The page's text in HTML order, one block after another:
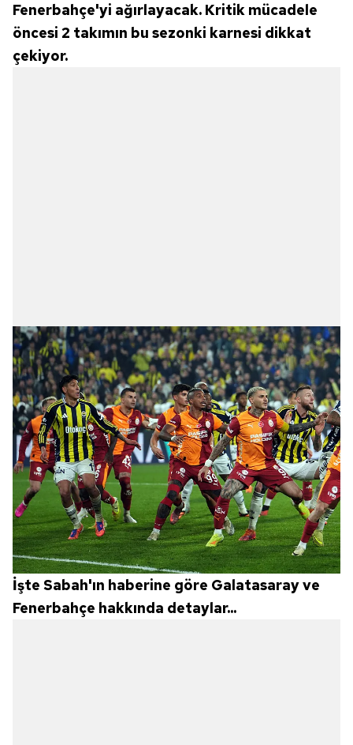
Fenerbahçe'yi ağırlayacak. Kritik mücadele
öncesi 2 takımın bu sezonki karnesi dikkat
çekiyor.
İşte Sabah'ın haberine göre Galatasaray ve
Fenerbahçe hakkında detaylar...